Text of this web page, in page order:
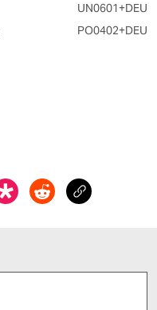
UN0601+DEU
PO0402+DEU